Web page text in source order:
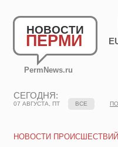
НОВОСТИ
ПЕРМИ
PermNews.ru
СЕГОДНЯ:
07 АВГУСТА, ПТ ВСЕ
НОВОСТИ